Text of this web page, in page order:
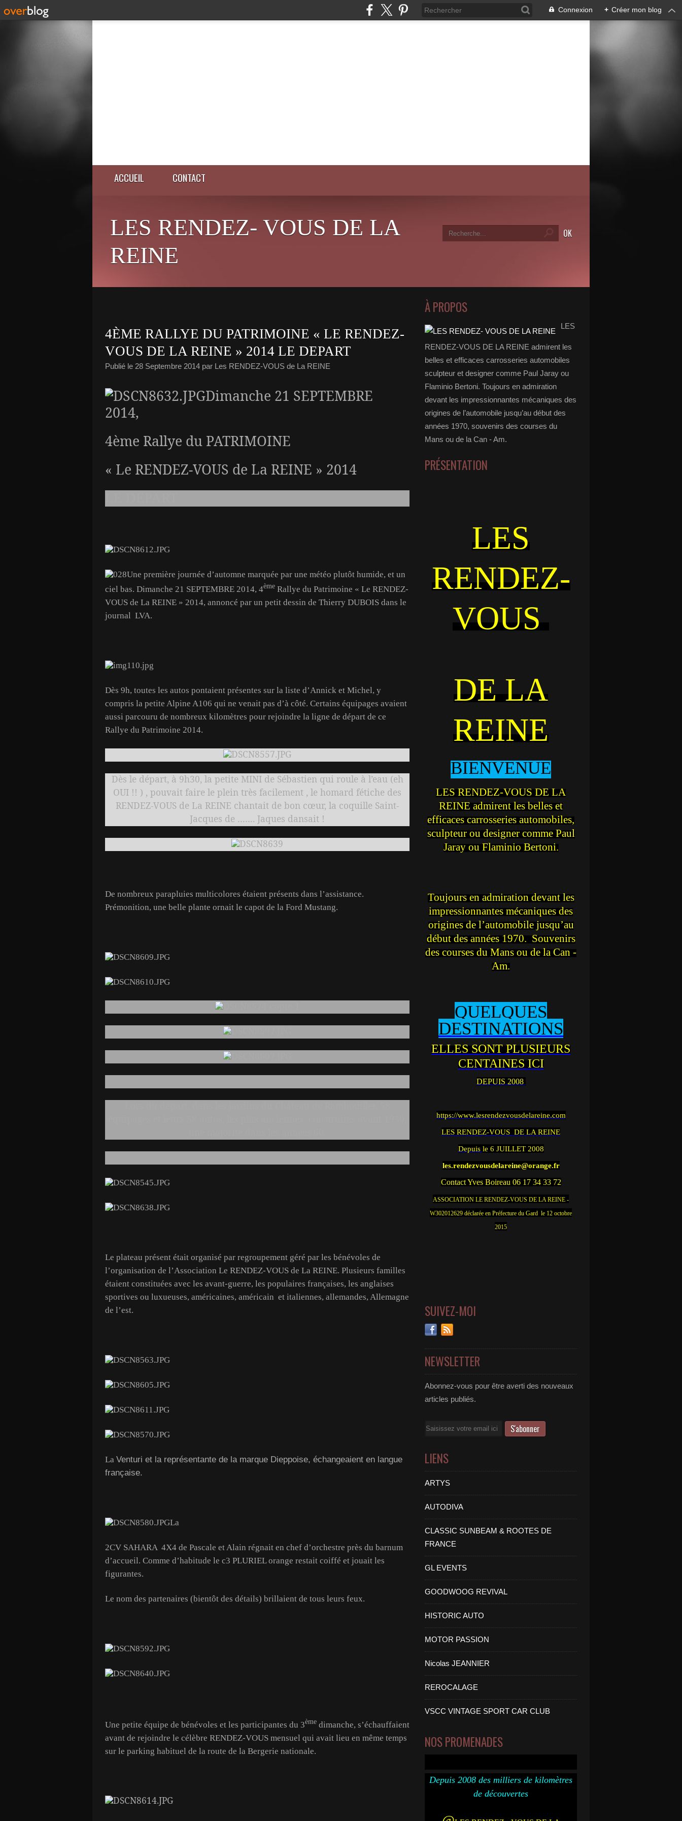
Connexion + Créer mon blog
ACCUEIL CONTACT
LES RENDEZ- VOUS DE LA
REINE
4ÈME RALLYE DU PATRIMOINE « LE RENDEZ-
VOUS DE LA REINE » 2014 LE DEPART
Publié le 28 Septembre 2014 par Les RENDEZ-VOUS de La REINE
Dimanche 21 SEPTEMBRE
2014,
4ème Rallye du PATRIMOINE
« Le RENDEZ-VOUS de La REINE » 2014
Une première journée d’automne marquée par une météo plutôt humide, et un
ciel bas. Dimanche 21 SEPTEMBRE 2014, 4ème Rallye du Patrimoine « Le RENDEZ-
VOUS de La REINE » 2014, annoncé par un petit dessin de Thierry DUBOIS dans le
journal LVA.
Dès 9h, toutes les autos pontaient présentes sur la liste d’Annick et Michel, y
compris la petite Alpine A106 qui ne venait pas d’à côté. Certains équipages avaient
aussi parcouru de nombreux kilomètres pour rejoindre la ligne de départ de ce
Rallye du Patrimoine 2014.
Dès le départ, à 9h30, la petite MINI de Sébastien qui roule à l’eau (eh
OUI !! ) , pouvait faire le plein très facilement , le homard fétiche des
RENDEZ-VOUS de La REINE chantait de bon cœur, la coquille Saint-
Jacques de ……. Jaques dansait !
De nombreux parapluies multicolores étaient présents dans l’assistance.
Prémonition, une belle plante ornait le capot de la Ford Mustang.
Le plateau présent était organisé par regroupement géré par les bénévoles de
l’organisation de l’Association Le RENDEZ-VOUS de La REINE. Plusieurs familles
étaient constituées avec les avant-guerre, les populaires françaises, les anglaises
sportives ou luxueuses, américaines, américain et italiennes, allemandes, Allemagne
de l’est.
La Venturi et la représentante de la marque Dieppoise, échangeaient en langue
française.
La
2CV SAHARA 4X4 de Pascale et Alain régnait en chef d’orchestre près du barnum
d’accueil. Comme d’habitude le c3 PLURIEL orange restait coiffé et jouait les
figurantes.
Le nom des partenaires (bientôt des détails) brillaient de tous leurs feux.
Une petite équipe de bénévoles et les participantes du 3ème dimanche, s’échauffaient
avant de rejoindre le célèbre RENDEZ-VOUS mensuel qui avait lieu en même temps
sur le parking habituel de la route de la Bergerie nationale.
À PROPOS
LES
RENDEZ-VOUS DE LA REINE admirent les
belles et efficaces carrosseries automobiles
sculpteur et designer comme Paul Jaray ou
Flaminio Bertoni. Toujours en admiration
devant les impressionnantes mécaniques des
origines de l’automobile jusqu’au début des
années 1970, souvenirs des courses du
Mans ou de la Can - Am.
PRÉSENTATION
LES
RENDEZ-
VOUS
DE LA
REINE
BIENVENUE
LES RENDEZ-VOUS DE LA
REINE admirent les belles et
efficaces carrosseries automobiles,
sculpteur ou designer comme Paul
Jaray ou Flaminio Bertoni.
Toujours en admiration devant les
impressionnantes mécaniques des
origines de l’automobile jusqu’au
début des années 1970. Souvenirs
des courses du Mans ou de la Can -
Am.
QUELQUES
DESTINATIONS
ELLES SONT PLUSIEURS
CENTAINES ICI
DEPUIS 2008
https://www.lesrendezvousdelareine.com
LES RENDEZ-VOUS DE LA REINE
Depuis le 6 JUILLET 2008
les.rendezvousdelareine@orange.fr
Contact Yves Boireau 06 17 34 33 72
ASSOCIATION LE RENDEZ-VOUS DE LA REINE -
W302012629 déclarée en Préfecture du Gard le 12 octobre
2015
SUIVEZ-MOI
NEWSLETTER
Abonnez-vous pour être averti des nouveaux
articles publiés.
Email
LIENS
ARTYS
AUTODIVA
CLASSIC SUNBEAM & ROOTES DE
FRANCE
GL EVENTS
GOODWOOG REVIVAL
HISTORIC AUTO
MOTOR PASSION
Nicolas JEANNIER
REROCALAGE
VSCC VINTAGE SPORT CAR CLUB
NOS PROMENADES
Depuis 2008 des milliers de kilomètres
de découvertes